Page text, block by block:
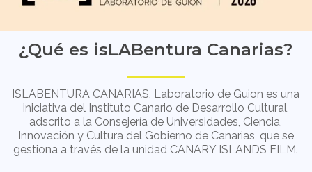
¿Qué es isLABentura Canarias?
ISLABENTURA CANARIAS, Laboratorio de Guion es una
iniciativa del Instituto Canario de Desarrollo Cultural,
adscrito a la Consejería de Universidades, Ciencia,
Innovación y Cultura del Gobierno de Canarias, que se
gestiona a través de la unidad CANARY ISLANDS FILM.